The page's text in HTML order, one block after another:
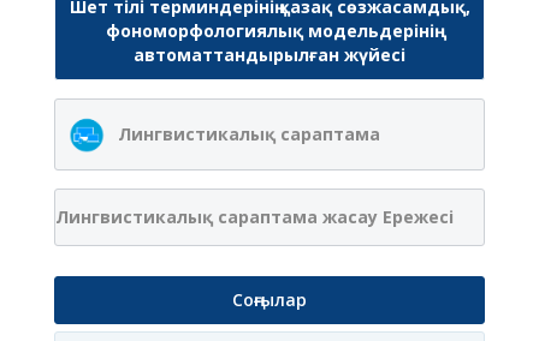
Шет тілі терминдерінің қазақ сөзжасамдық,
фономорфологиялық модельдерінің
автоматтандырылған жүйесі
Лингвистикалық сараптама
Лингвистикалық сараптама жасау Ережесі
Соңғылар